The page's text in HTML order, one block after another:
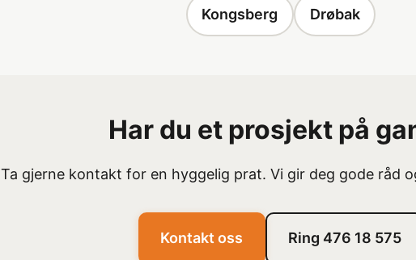
Kongsberg Drøbak
Har du et prosjekt på
Ta gjerne kontakt for en hyggelig prat. Vi gir deg gode råd
Kontakt oss Ring 476 18 575